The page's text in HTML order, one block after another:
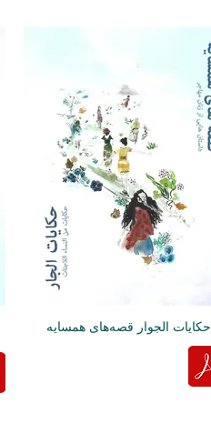
حكايات الجوار قصه‌های همسایه